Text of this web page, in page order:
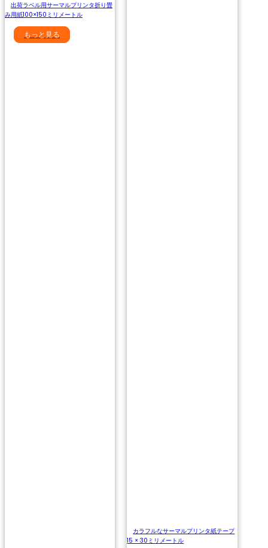
出荷ラベル用サーマルプリンタ折り畳
み用紙100×150ミリメートル
もっと見る
カラフルなサーマルプリンタ紙テープ
15 × 30ミリメートル